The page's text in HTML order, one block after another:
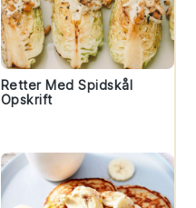
Retter Med Spidskål
Opskrift